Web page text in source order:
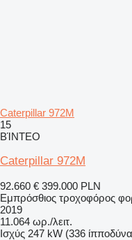
Caterpillar 972M
15
ΒΊΝΤΕΟ
Caterpillar 972M
92.660 € 399.000 PLN
Εμπρόσθιος τροχοφόρος
2019
11.064 ωρ./λειτ.
Ισχύς 247 kW (336